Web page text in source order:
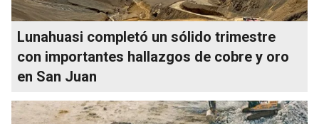
Lunahuasi completó un sólido trimestre
con importantes hallazgos de cobre y oro
en San Juan